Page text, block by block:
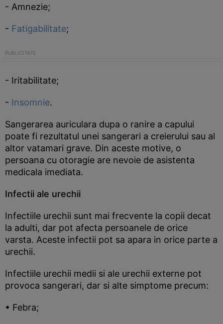
- Amnezie;
- Fatigabilitate;
- Iritabilitate;
- Insomnie.
Sangerarea auriculara dupa o ranire a capului
poate fi rezultatul unei sangerari a creierului sau al
altor vatamari grave. Din aceste motive, o
persoana cu otoragie are nevoie de asistenta
medicala imediata.
Infectii ale urechii
Infectiile urechii sunt mai frecvente la copii decat
la adulti, dar pot afecta persoanele de orice
varsta. Aceste infectii pot sa apara in orice parte a
urechii.
Infectiile urechii medii si ale urechii externe pot
provoca sangerari, dar si alte simptome precum:
• Febra;